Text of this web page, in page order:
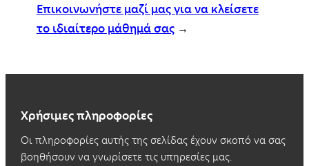
Επικοινωνήστε μαζί μας για να κλείσετε
το ιδιαίτερο μάθημά σας→
Χρήσιμες πληροφορίες
Οι πληροφορίες αυτής της σελίδας έχουν σκοπό να σας
βοηθήσουν να γνωρίσετε τις υπηρεσίες μας.